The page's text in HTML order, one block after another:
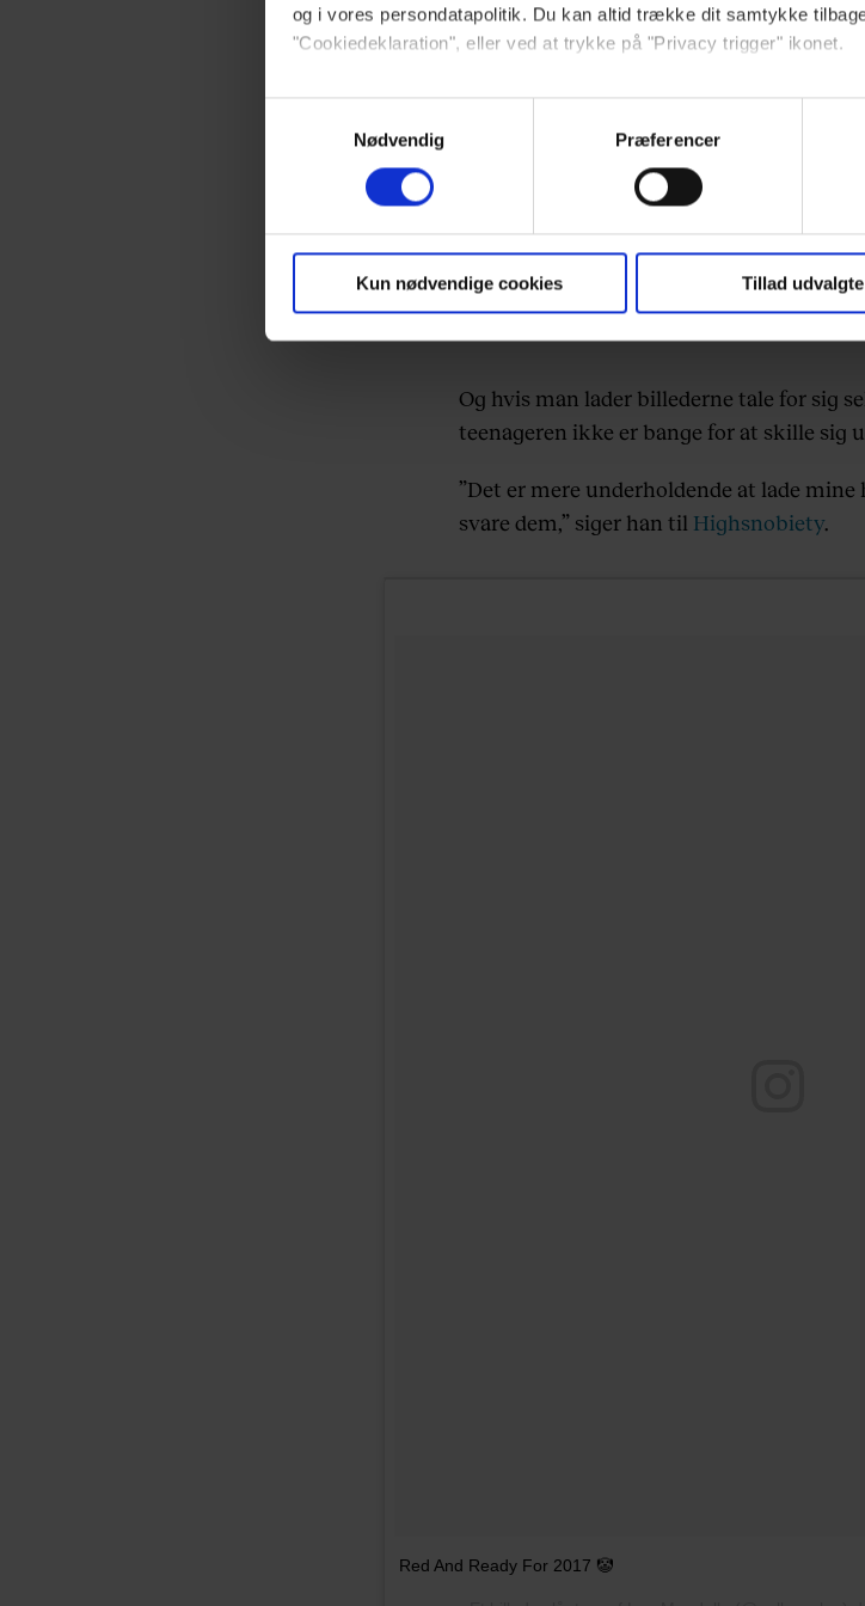
og i vores persondatapolitik. Du kan altid trække dit samtykke
"Cookiedeklaration", eller ved at trykke på "Privacy trigger" ikonet.
Dine valg anvendes på hele websitet.
Vi ønsker dit samtykke til at indsamle og bruge data for at kunne
markedsføring, så vi kan optimere vores reklametiltag på sociale
Du kan til enhver tid trække dit samtykke tilbage via linket, du
brug af cookies, samarbejdspartnere og behandling af dine
privatlivspolitikogcookiepolitik.
Nødvendig
Præferencer
Kun nødvendige cookies Tillad udvalgte
Mandellas yndlingsmærker er Supreme,
mange mønstre og farver, der er på deres
Og hvis man lader billederne tale for sig
teenageren ikke er bange for at skille sig
”Det er mere underholdende at lade
svare dem,” siger han til Highsnobiety.
Red And Ready For 2017 🤡